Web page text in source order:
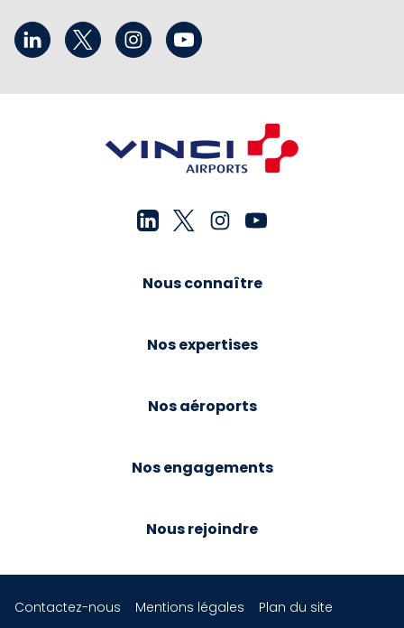
Nous connaître
Nos expertises
Nos aéroports
Nos engagements
Nous rejoindre
Contactez-nous Mentions légales Plan du site